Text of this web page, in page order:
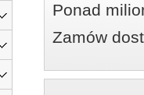
Ponad
Zamów